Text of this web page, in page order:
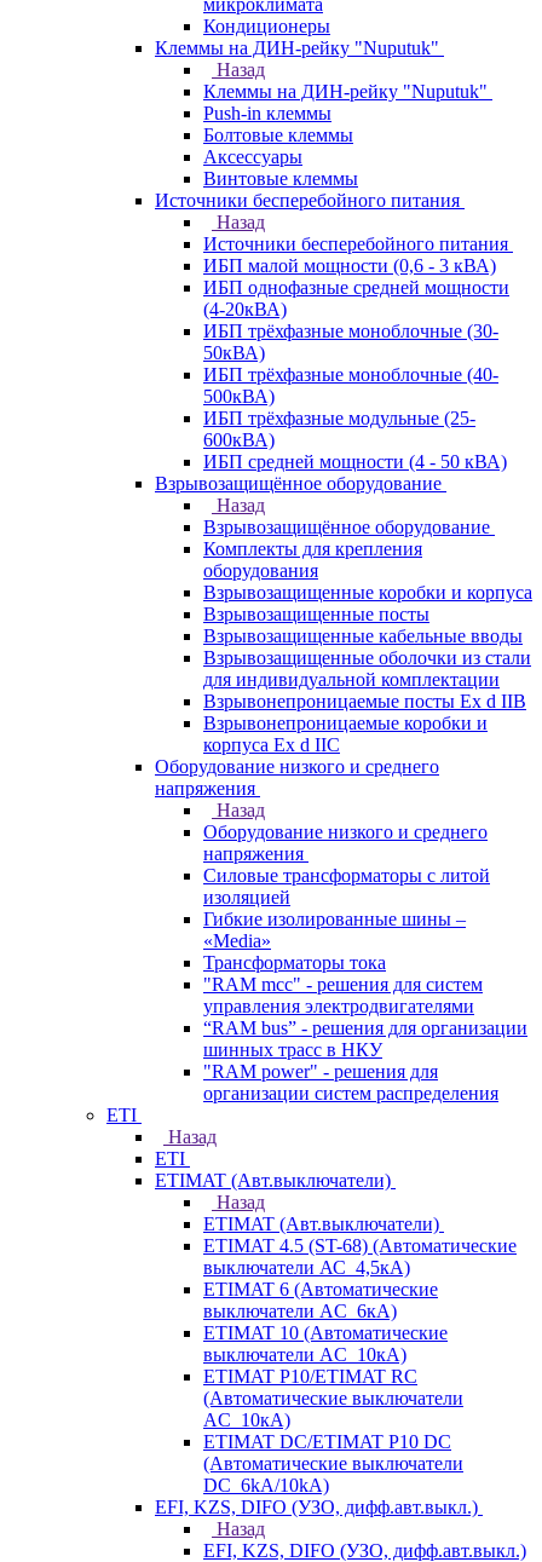
микроклимата
Кондиционеры
Клеммы на ДИН-рейку "Nuputuk"
Назад
Клеммы на ДИН-рейку "Nuputuk"
Push-in клеммы
Болтовые клеммы
Аксессуары
Винтовые клеммы
Источники бесперебойного питания
Назад
Источники бесперебойного питания
ИБП малой мощности (0,6 - 3 кВА)
ИБП однофазные средней мощности
(4-20кВА)
ИБП трёхфазные моноблочные (30-
50кВА)
ИБП трёхфазные моноблочные (40-
500кВА)
ИБП трёхфазные модульные (25-
600кВА)
ИБП средней мощности (4 - 50 кВА)
Взрывозащищённое оборудование
Назад
Взрывозащищённое оборудование
Комплекты для крепления
оборудования
Взрывозащищенные коробки и корпуса
Взрывозащищенные посты
Взрывозащищенные кабельные вводы
Взрывозащищенные оболочки из стали
для индивидуальной комплектации
Взрывонепроницаемые посты Ex d IIB
Взрывонепроницаемые коробки и
корпуса Ex d IIС
Оборудование низкого и среднего
напряжения
Назад
Оборудование низкого и среднего
напряжения
Силовые трансформаторы с литой
изоляцией
Гибкие изолированные шины –
«Media»
Трансформаторы тока
"RAM mcc" - решения для систем
управления электродвигателями
“RAM bus” - решения для организации
шинных трасс в НКУ
"RAM power" - решения для
организации систем распределения
ETI
Назад
ETI
ETIMAT (Авт.выключатели)
Назад
ETIMAT (Авт.выключатели)
ETIMAT 4.5 (ST-68) (Автоматические
выключатели АС_4,5кА)
ETIMAT 6 (Автоматические
выключатели AC_6кА)
ETIMAT 10 (Автоматические
выключатели AC_10кА)
ETIMAT P10/ETIMAT RC
(Автоматические выключатели
AC_10кА)
ETIMAT DC/ETIMAT P10 DC
(Автоматические выключатели
DC_6kA/10kA)
EFI, KZS, DIFO (УЗО, дифф.авт.выкл.)
Назад
EFI, KZS, DIFO (УЗО, дифф.авт.выкл.)